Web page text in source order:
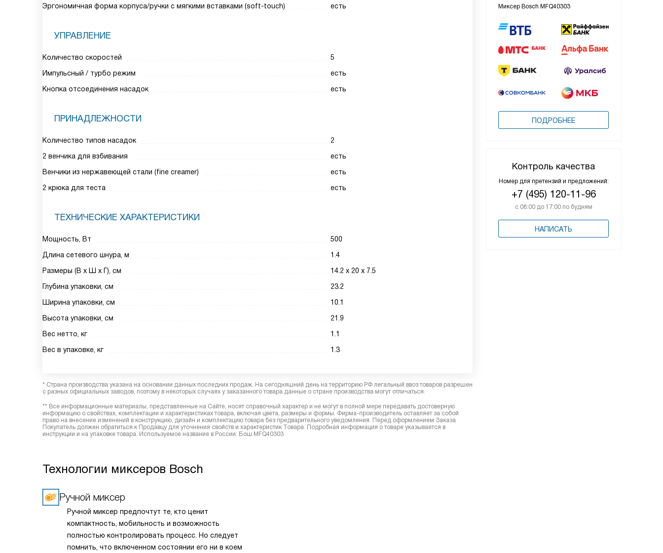
Миксер Bosch MFQ40303
ПОДРОБНЕЕ
Контроль качества
Номер для претензий и предложений:
+7 (495) 120-11-96
с 08:00 до 17:00 по будням
НАПИСАТЬ
Эргономичная форма корпуса/ручки с мягкими вставками (soft-touch)
есть
УПРАВЛЕНИЕ
Количество скоростей
5
Импульсный / турбо режим
есть
Кнопка отсоединения насадок
есть
ПРИНАДЛЕЖНОСТИ
Количество типов насадок
2
2 венчика для взбивания
есть
Венчики из нержавеющей стали (fine creamer)
есть
2 крюка для теста
есть
ТЕХНИЧЕСКИЕ ХАРАКТЕРИСТИКИ
Мощность, Вт
500
Длина сетевого шнура, м
1.4
Размеры (В х Ш х Г), см
14.2 x 20 x 7.5
Глубина упаковки, см
23.2
Ширина упаковки, см
10.1
Высота упаковки, см
21.9
Вес нетто, кг
1.1
Вес в упаковке, кг
1.3
* Страна производства указана на основании данных последних продаж. На сегодняшний день на территорию РФ легальный ввоз товаров разрешен
с разных официальных заводов, поэтому в некоторых случаях у заказанного товара данные о стране производства могут отличаться.
** Все информационные материалы, представленные на Сайте, носят справочный характер и не могут в полной мере передавать достоверную
информацию о свойствах, комплектации и характеристиках товара, включая цвета, размеры и формы. Фирма-производитель оставляет за собой
право на внесение изменений в конструкцию, дизайн и комплектацию товара без предварительного уведомления. Перед оформлением Заказа
Покупатель должен обратиться к Продавцу для уточнения свойств и характеристик Товара. Подробная информация о товаре указывается в
инструкции и на упаковке товара. Используемое название в России: Бош MFQ40303
Технологии миксеров Bosch
Ручной миксер
Ручной миксер предпочтут те, кто ценит
компактность, мобильность и возможность
полностью контролировать процесс. Но следует
помнить, что включенном состоянии его ни в коем